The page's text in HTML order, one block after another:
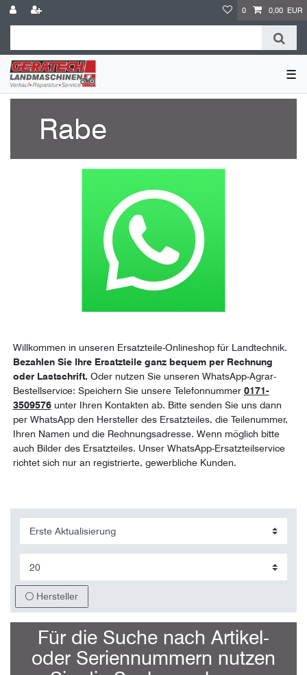
0 0,00 EUR
☰
Rabe
Willkommen in unseren Ersatzteile-Onlineshop für Landtechnik.
Bezahlen Sie Ihre Ersatzteile ganz bequem per Rechnung
oder Lastschrift. Oder nutzen Sie unseren WhatsApp-Agrar-
Bestellservice: Speichern Sie unsere Telefonnummer 0171-
3509576unter Ihren Kontakten ab. Bitte senden Sie uns dann
per WhatsApp den Hersteller des Ersatzteiles, die Teilenummer,
Ihren Namen und die Rechnungsadresse. Wenn möglich bitte
auch Bilder des Ersatzteiles. Unser WhatsApp-Ersatzteilservice
richtet sich nur an registrierte, gewerbliche Kunden.
Hersteller
Für die Suche nach Artikel-
oder Seriennummern nutzen